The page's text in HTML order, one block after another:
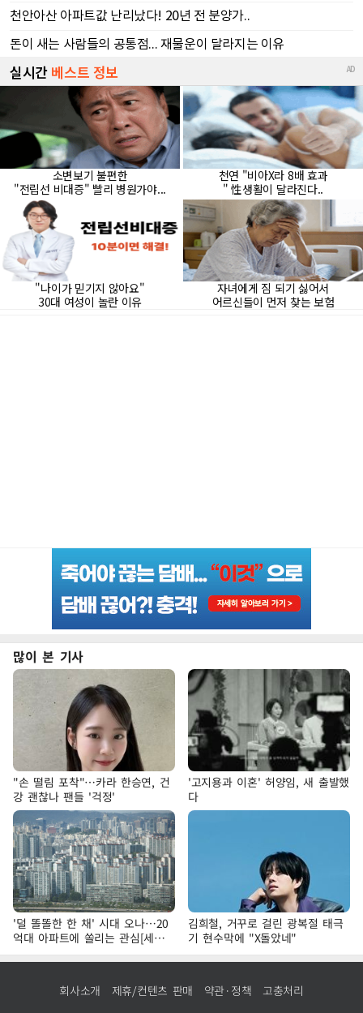
많이 본 기사
"손 떨림 포착"…카라 한승연, 건
강 괜찮나 팬들 '걱정'
'고지용과 이혼' 허양임, 새 출발했
다
'덜 똘똘한 한 채' 시대 오나…20
억대 아파트에 쏠리는 관심[세제
개편, 그 이후②]
김희철, 거꾸로 걸린 광복절 태극
기 현수막에 "X돌았네"
회사소개 제휴/컨텐츠 판매 약관·정책 고충처리